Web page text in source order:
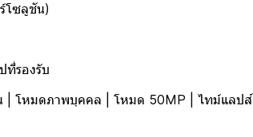
โซลูชัน)
ที่รองรับ
| โหมดภาพบุคคล | โหมด 50MP | ไทม์แลปส์